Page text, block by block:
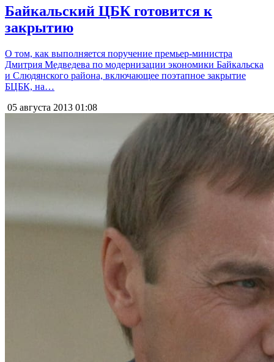
Байкальский ЦБК готовится к
закрытию
О том, как выполняется поручение премьер-министра
Дмитрия Медведева по модернизации экономики Байкальска
и Слюдянского района, включающее поэтапное закрытие
БЦБК, на…
05 августа 2013 01:08